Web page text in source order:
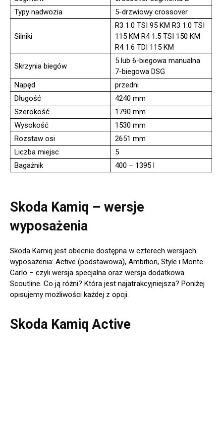
Typy nadwozia
5-drzwiowy crossover
Silniki
R3 1.0 TSI 95 KM R3 1.0 TSI
115 KM R4 1.5 TSI 150 KM
R4 1.6 TDI 115 KM
Skrzynia biegów
5 lub 6-biegowa manualna
7-biegowa DSG
Napęd
przedni
Długość
4240 mm
Szerokość
1790 mm
Wysokość
1530 mm
Rozstaw osi
2651 mm
Liczba miejsc
5
Bagażnik
400 – 1395 l
Skoda Kamiq – wersje
wyposażenia
Skoda Kamiq jest obecnie dostępna w czterech wersjach
wyposażenia: Active (podstawowa), Ambition, Style i Monte
Carlo – czyli wersja specjalna oraz wersja dodatkowa
Scoutline. Co ją różni? Która jest najatrakcyjniejsza? Poniżej
opisujemy możliwości każdej z opcji.
Skoda Kamiq Active